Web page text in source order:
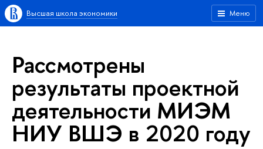
Меню
Высшая школа экономики
Рассмотрены
результаты проектной
деятельности МИЭМ
НИУ ВШЭ в 2020 году